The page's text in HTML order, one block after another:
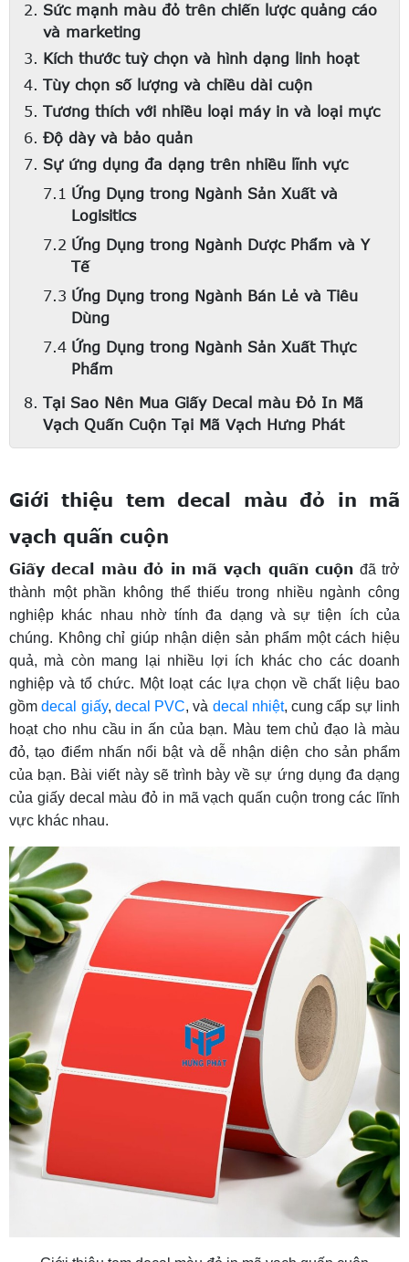
Sức mạnh màu đỏ trên chiến lược quảng cáo
và marketing
Kích thước tuỳ chọn và hình dạng linh hoạt
Tùy chọn số lượng và chiều dài cuộn
Tương thích với nhiều loại máy in và loại mực
Độ dày và bảo quản
Sự ứng dụng đa dạng trên nhiều lĩnh vực
Ứng Dụng trong Ngành Sản Xuất và
Logisitics
Ứng Dụng trong Ngành Dược Phẩm và Y
Tế
Ứng Dụng trong Ngành Bán Lẻ và Tiêu
Dùng
Ứng Dụng trong Ngành Sản Xuất Thực
Phẩm
Tại Sao Nên Mua Giấy Decal màu Đỏ In Mã
Vạch Quấn Cuộn Tại Mã Vạch Hưng Phát
Giới thiệu tem decal màu đỏ in mã
vạch quấn cuộn
Giấy decal màu đỏ in mã vạch quấn cuộn đã trở
thành một phần không thể thiếu trong nhiều ngành công
nghiệp khác nhau nhờ tính đa dạng và sự tiện ích của
chúng. Không chỉ giúp nhận diện sản phẩm một cách hiệu
quả, mà còn mang lại nhiều lợi ích khác cho các doanh
nghiệp và tổ chức. Một loạt các lựa chọn về chất liệu bao
gồmdecal giấy, decal PVC, và decal nhiệt, cung cấp sự linh
hoạt cho nhu cầu in ấn của bạn. Màu tem chủ đạo là màu
đỏ, tạo điểm nhấn nổi bật và dễ nhận diện cho sản phẩm
của bạn. Bài viết này sẽ trình bày về sự ứng dụng đa dạng
của giấy decal màu đỏ in mã vạch quấn cuộn trong các lĩnh
vực khác nhau.